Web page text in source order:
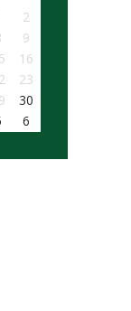
2
9
16
23
30
6